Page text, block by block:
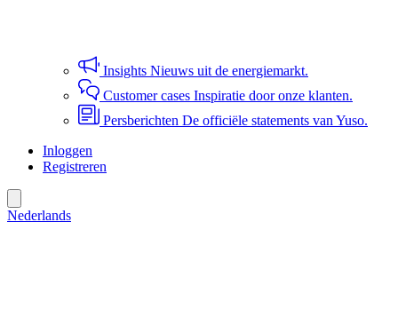
Insights Nieuws uit de energiemarkt.
Customer cases Inspiratie door onze klanten.
Persberichten De officiële statements van Yuso.
Inloggen
Registreren
Nederlands